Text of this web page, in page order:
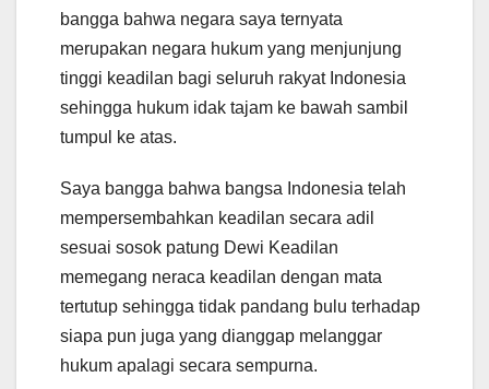
bangga bahwa negara saya ternyata
merupakan negara hukum yang menjunjung
tinggi keadilan bagi seluruh rakyat Indonesia
sehingga hukum idak tajam ke bawah sambil
tumpul ke atas.
Saya bangga bahwa bangsa Indonesia telah
mempersembahkan keadilan secara adil
sesuai sosok patung Dewi Keadilan
memegang neraca keadilan dengan mata
tertutup sehingga tidak pandang bulu terhadap
siapa pun juga yang dianggap melanggar
hukum apalagi secara sempurna.